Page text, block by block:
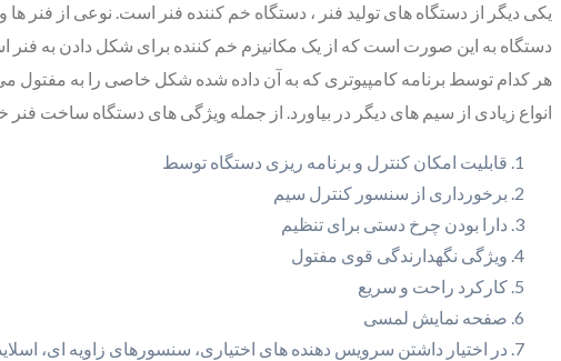
یکی دیگر از دستگاه های تولید فنر ، دستگاه خم کننده فنر است. نوعی از فنر
دستگاه به این صورت است که از یک مکانیزم خم کننده برای شکل دادن به
انواع زیادی از سیم های دیگر در بیاورد. از جمله ویژگی های دستگاه ساخت
قابلیت امکان کنترل و برنامه ریزی دستگاه توسط
برخورداری از سنسور کنترل سیم
دارا بودن چرخ دستی برای تنظیم
ویژگی نگهدارندگی قوی مفتول
کارکرد راحت و سریع
صفحه نمایش لمسی
در اختیار داشتن سرویس دهنده های اختیاری، سنسورهای زاویه ای،